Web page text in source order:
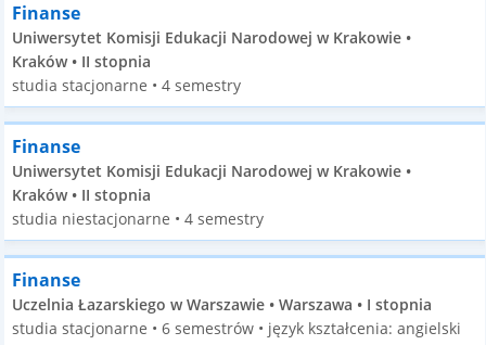
Finanse
Uniwersytet Komisji Edukacji Narodowej w Krakowie •
Kraków • II stopnia
studia stacjonarne • 4 semestry
Finanse
Uniwersytet Komisji Edukacji Narodowej w Krakowie •
Kraków • II stopnia
studia niestacjonarne • 4 semestry
Finanse
Uczelnia Łazarskiego w Warszawie • Warszawa • I stopnia
studia stacjonarne • 6 semestrów • język kształcenia: angielski